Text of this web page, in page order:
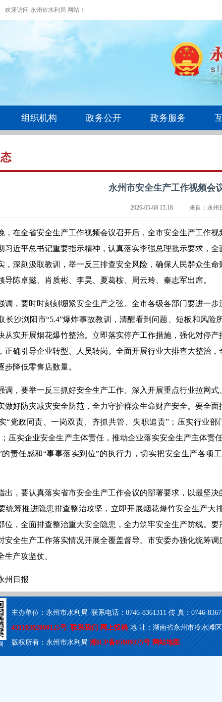
欢迎访问 永州市水利局 网站！
组织机构 政务公开 政务服务
永州市安全生产工作视频会
2026-05-08 15:18 来自：永州
，在全省安全生产工作视频会议召开后，全市安全生产工作
习近平总书记重要指示精神，认真落实李强总理批示要求，
，深刻汲取教训，举一反三排查安全风险，确保人民群众生
导陈卓懿、肖质彬、李昊、夏葛桉、周云玲、秦志军出席。
调，要时时刻刻绷紧安全生产之弦。全市各级各部门要进一
长沙浏阳市“5.4”爆炸事故教训，清醒看到问题、短板和风
从实开展烟花爆竹整治。立即落实停产工作措施，强化对停
正确引导企业转型、人员转岗。全面开展行业大排查大整治
步降低零售店数量。
调，要举一反三抓好安全生产工作。深入开展重点行业拉网
做好防灾减灾安全防范，全力守护群众生命财产安全。要全
“党政同责、一岗双责、齐抓共管、失职追责”；压实行业
压实企业安全生产主体责任，推动企业落实安全生产主体责
的责任感和“事事落实到位”的执行力，切实把安全生产各项
出，要认真落实省市安全生产工作会议的部署要求，以最坚
统筹推进隐患排查整治攻坚，立即开展烟花爆竹安全生产大
位，全面排查整治重大安全隐患，全力筑牢安全生产防线。
安全生产工作落实情况开展全覆盖督导。市安委办强化统筹
生产攻坚仗。
州日报
主办单位：永州市水利局 联系电话：0746-8361311 传 真：0746-
43110302000125号 联系我们 网上投稿地 址：湖南省永州市冷水滩
版权所有：永州市水利局湘ICP备05009375号 网站地图